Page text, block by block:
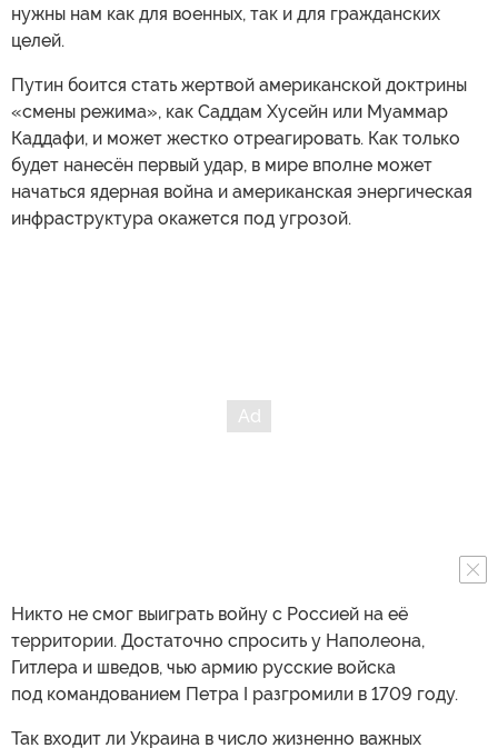
нужны нам как для военных, так и для гражданских
целей.
Путин боится стать жертвой американской доктрины
«смены режима», как Саддам Хусейн или Муаммар
Каддафи, и может жестко отреагировать. Как только
будет нанесён первый удар, в мире вполне может
начаться ядерная война и американская энергическая
инфраструктура окажется под угрозой.
Никто не смог выиграть войну с Россией на её
территории. Достаточно спросить у Наполеона,
Гитлера и шведов, чью армию русские войска
под командованием Петра I разгромили в 1709 году.
Так входит ли Украина в число жизненно важных